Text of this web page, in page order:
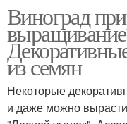
Виноград
из семян
Некоторые
и даже можно